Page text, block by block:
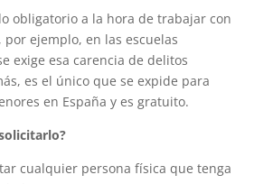
obligatorio a la hora de trabajar con
por ejemplo, en las escuelas
exige esa carencia de delitos
es el único que se expide para
en España y es gratuito.
cualquier persona física que tenga